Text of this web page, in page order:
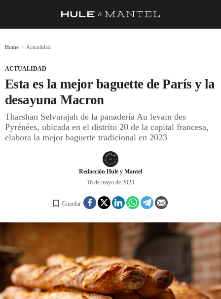
BARRAS Y ESTRELLAS
DÓNDE COMER
ÍDOLOS DE MESAS
MENÚ DEL DÍA
INICIAR SESIÓN
Home Actualidad
ACTUALIDAD
Esta es la mejor baguette de París y la
desayuna Macron
Tharshan Selvarajah de la panadería Au levain des
Pyrénées, ubicada en el distrito 20 de la capital francesa,
elabora la mejor baguette tradicional en 2023
Redacción Hule y Mantel
16 de mayo de 2023
Guardar